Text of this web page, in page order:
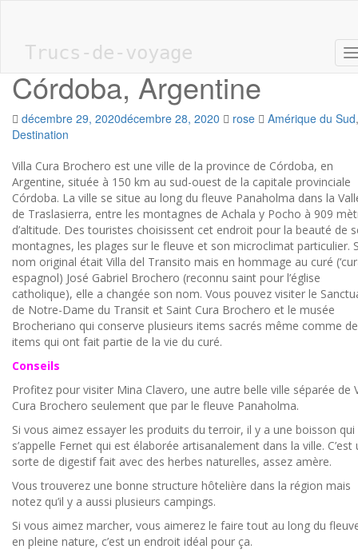
Trucs-de-voyage
Villa Cura Brochero,
Córdoba, Argentine
décembre 29, 2020décembre 28, 2020 rose Amérique du Sud,
Destination
Villa Cura Brochero est une ville de la province de Córdoba, en
Argentine, située à 150 km au sud-ouest de la capitale provinciale
Córdoba. La ville se situe au long du fleuve Panaholma dans la
de Traslasierra, entre les montagnes de Achala y Pocho à 909
d’altitude. Des touristes choisissent cet endroit pour la beauté de
montagnes, les plages sur le fleuve et son microclimat particulier.
nom original était Villa del Transito mais en hommage au curé
espagnol) José Gabriel Brochero (reconnu saint pour l’église
catholique), elle a changée son nom. Vous pouvez visiter le
de Notre-Dame du Transit et Saint Cura Brochero et le musée
Brocheriano qui conserve plusieurs items sacrés même comme
items qui ont fait partie de la vie du curé.
Conseils
Profitez pour visiter Mina Clavero, une autre belle ville séparée de
Cura Brochero seulement que par le fleuve Panaholma.
Si vous aimez essayer les produits du terroir, il y a une boisson qui
s’appelle Fernet qui est élaborée artisanalement dans la ville. C’est
sorte de digestif fait avec des herbes naturelles, assez amère.
Vous trouverez une bonne structure hôtelière dans la région mais
notez qu’il y a aussi plusieurs campings.
Si vous aimez marcher, vous aimerez le faire tout au long du
en pleine nature, c’est un endroit idéal pour ça.